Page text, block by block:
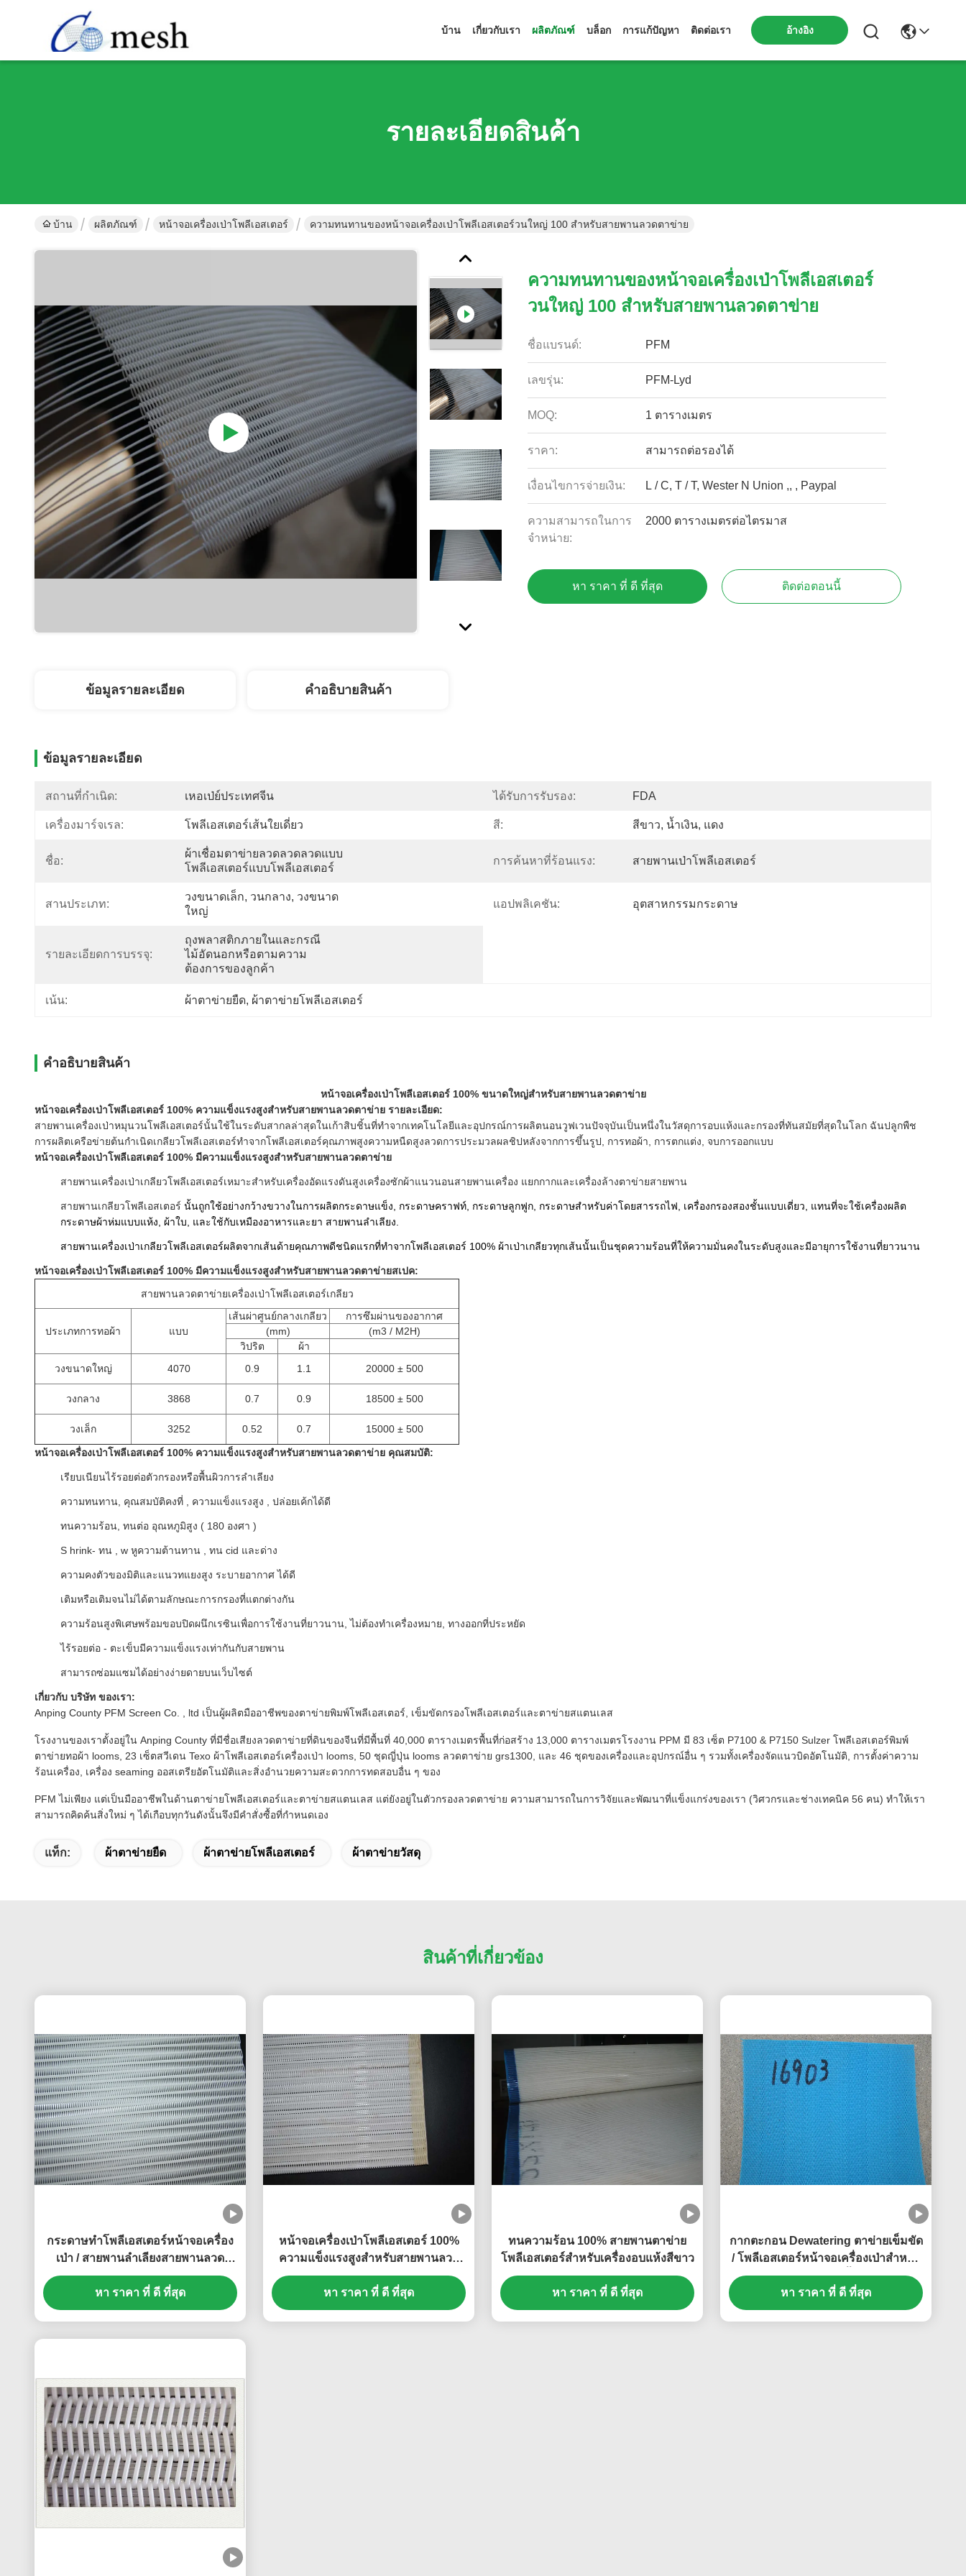
บ้าน เกี่ยวกับเรา ผลิตภัณฑ์ บล็อก การแก้ปัญหา ติดต่อเรา อ้างอิง
รายละเอียดสินค้า
บ้าน ผลิตภัณฑ์ หน้าจอเครื่องเป่าโพลีเอสเตอร์ ความทนทานของหน้าจอเครื่องเป่าโพลีเอสเตอร์วนใหญ่ 100 สำหรับสายพานลวดตาข่าย
ความทนทานของหน้าจอเครื่องเป่าโพลีเอสเตอร์
วนใหญ่ 100 สำหรับสายพานลวดตาข่าย
ชื่อแบรนด์: PFM
เลขรุ่น: PFM-Lyd
MOQ: 1 ตารางเมตร
ราคา: สามารถต่อรองได้
เงื่อนไขการจ่ายเงิน: L / C, T / T, Wester N Union ,, , Paypal
ความสามารถในการ
จําหน่าย:
2000 ตารางเมตรต่อไตรมาส
หา ราคา ที่ ดี ที่สุด ติดต่อตอนนี้
ข้อมูลรายละเอียด คําอธิบายสินค้า
ข้อมูลรายละเอียด
สถานที่กำเนิด: เหอเป่ย์ประเทศจีน ได้รับการรับรอง: FDA
เครื่องมาร์จเรล: โพลีเอสเตอร์เส้นใยเดี่ยว สี: สีขาว, น้ำเงิน, แดง
ชื่อ:
ผ้าเชื่อมตาข่ายลวดลวดลวดแบบ
โพลีเอสเตอร์แบบโพลีเอสเตอร์
การค้นหาที่ร้อนแรง: สายพานเป่าโพลีเอสเตอร์
สานประเภท:
วงขนาดเล็ก, วนกลาง, วงขนาด
ใหญ่
แอปพลิเคชัน: อุตสาหกรรมกระดาษ
รายละเอียดการบรรจุ:
ถุงพลาสติกภายในและกรณี
ไม้อัดนอกหรือตามความ
ต้องการของลูกค้า
เน้น: ผ้าตาข่ายยืด, ผ้าตาข่ายโพลีเอสเตอร์
คําอธิบายสินค้า
หน้าจอเครื่องเป่าโพลีเอสเตอร์ 100% ขนาดใหญ่สำหรับสายพานลวดตาข่าย
หน้าจอเครื่องเป่าโพลีเอสเตอร์ 100% ความแข็งแรงสูงสำหรับสายพานลวดตาข่าย รายละเอียด:
สายพานเครื่องเป่าหมุนวนโพลีเอสเตอร์นั้นใช้ในระดับสากลล่าสุดในเก้าสิบชิ้นที่ทำจากเทคโนโลยีและอุปกรณ์การผลิตนอนวูฟเวนปัจจุบันเป็นหนึ่งในวัสดุการอบแห้งและกรองที่ทันสมัยที่สุดในโลก ฉันปลูกพืช
การผลิตเครือข่ายต้นกำเนิดเกลียวโพลีเอสเตอร์ทำจากโพลีเอสเตอร์คุณภาพสูงความหนืดสูงลวดการประมวลผลชิปหลังจากการขึ้นรูป, การทอผ้า, การตกแต่ง, จบการออกแบบ
หน้าจอเครื่องเป่าโพลีเอสเตอร์ 100% มีความแข็งแรงสูงสำหรับสายพานลวดตาข่าย
สายพานเครื่องเป่าเกลียวโพลีเอสเตอร์เหมาะสำหรับเครื่องอัดแรงดันสูงเครื่องซักผ้าแนวนอนสายพานเครื่อง แยกกากและเครื่องล้างตาข่ายสายพาน
สายพานเกลียวโพลีเอสเตอร์ นั้นถูกใช้อย่างกว้างขวางในการผลิตกระดาษแข็ง, กระดาษคราฟท์, กระดาษลูกฟูก, กระดาษสำหรับค่าโดยสารรถไฟ, เครื่องกรองสองชั้นแบบเดี่ยว, แทนที่จะใช้เครื่องผลิต
กระดาษผ้าห่มแบบแห้ง, ผ้าใบ, และใช้กับเหมืองอาหารและยา สายพานลำเลียง.
สายพานเครื่องเป่าเกลียวโพลีเอสเตอร์ผลิตจากเส้นด้ายคุณภาพดีชนิดแรกที่ทำจากโพลีเอสเตอร์ 100% ผ้าเป่าเกลียวทุกเส้นนั้นเป็นชุดความร้อนที่ให้ความมั่นคงในระดับสูงและมีอายุการใช้งานที่ยาวนาน
หน้าจอเครื่องเป่าโพลีเอสเตอร์ 100% มีความแข็งแรงสูงสำหรับสายพานลวดตาข่ายสเปค:
สายพานลวดตาข่ายเครื่องเป่าโพลีเอสเตอร์เกลียว
ประเภทการทอผ้า แบบ
เส้นผ่าศูนย์กลางเกลียว
การซึมผ่านของอากาศ
(mm)
(m3 / M2H)
วิปริต
ผ้า
วงขนาดใหญ่
4070 0.9 1.1 20000 ± 500
วงกลาง 3868 0.7 0.9 18500 ± 500
วงเล็ก 3252 0.52 0.7 15000 ± 500
หน้าจอเครื่องเป่าโพลีเอสเตอร์ 100% ความแข็งแรงสูงสำหรับสายพานลวดตาข่าย คุณสมบัติ:
เรียบเนียนไร้รอยต่อตัวกรองหรือพื้นผิวการลำเลียง
ความทนทาน, คุณสมบัติคงที่ ความแข็งแรงสูง ปล่อยเค้กได้ดี
ทนความร้อน, ทนต่อ อุณหภูมิสูง ( 180 องศา )
S hrink- ทน w หูความต้านทาน ทน cid และด่าง
ความคงตัวของมิติและแนวทแยงสูง ระบายอากาศ ได้ดี
เติมหรือเติมจนไม่ได้ตามลักษณะการกรองที่แตกต่างกัน
ความร้อนสูงพิเศษพร้อมขอบปิดผนึกเรซินเพื่อการใช้งานที่ยาวนาน, ไม่ต้องทำเครื่องหมาย, ทางออกที่ประหยัด
ไร้รอยต่อ - ตะเข็บมีความแข็งแรงเท่ากันกับสายพาน
สามารถซ่อมแซมได้อย่างง่ายดายบนเว็บไซต์
เกี่ยวกับ บริษัท ของเรา:
Anping County PFM Screen Co. , ltd เป็นผู้ผลิตมืออาชีพของตาข่ายพิมพ์โพลีเอสเตอร์, เข็มขัดกรองโพลีเอสเตอร์และตาข่ายสแตนเลส
โรงงานของเราตั้งอยู่ใน Anping County ที่มีชื่อเสียงลวดตาข่ายที่ดินของจีนที่มีพื้นที่ 40,000 ตารางเมตรพื้นที่ก่อสร้าง 13,000 ตารางเมตรโรงงาน PPM มี 83 เซ็ต P7100 & P7150 Sulzer โพลีเอสเตอร์พิมพ์
ตาข่ายทอผ้า looms, 23 เซ็ตสวีเดน Texo ผ้าโพลีเอสเตอร์เครื่องเป่า looms, 50 ชุดญี่ปุ่น looms ลวดตาข่าย grs1300, และ 46 ชุดของเครื่องและอุปกรณ์อื่น ๆ รวมทั้งเครื่องจัดแนวบิดอัตโนมัติ, การตั้งค่าความ
ร้อนเครื่อง, เครื่อง seaming ออสเตรียอัตโนมัติและสิ่งอำนวยความสะดวกการทดสอบอื่น ๆ ของ
PFM ไม่เพียง แต่เป็นมืออาชีพในด้านตาข่ายโพลีเอสเตอร์และตาข่ายสแตนเลส แต่ยังอยู่ในตัวกรองลวดตาข่าย ความสามารถในการวิจัยและพัฒนาที่แข็งแกร่งของเรา (วิศวกรและช่างเทคนิค 56 คน) ทำให้เรา
สามารถคิดค้นสิ่งใหม่ ๆ ได้เกือบทุกวันดังนั้นจึงมีคำสั่งซื้อที่กำหนดเอง
แท็ก: ผ้าตาข่ายยืด ผ้าตาข่ายโพลีเอสเตอร์ ผ้าตาข่ายวัสดุ
สินค้าที่เกี่ยวข้อง
กระดาษทำโพลีเอสเตอร์หน้าจอเครื่อง
เป่า / สายพานลำเลียงสายพานลวด
เกลียวที่กำหนดเอง
หา ราคา ที่ ดี ที่สุด
หน้าจอเครื่องเป่าโพลีเอสเตอร์ 100%
ความแข็งแรงสูงสำหรับสายพานลวด
ตาข่าย
หา ราคา ที่ ดี ที่สุด
ทนความร้อน 100% สายพานตาข่าย
โพลีเอสเตอร์สำหรับเครื่องอบแห้งสีขาว
หา ราคา ที่ ดี ที่สุด
กากตะกอน Dewatering ตาข่ายเข็มขัด
/ โพลีเอสเตอร์หน้าจอเครื่องเป่าสำหรับ
การบำบัดน้ำ
หา ราคา ที่ ดี ที่สุด